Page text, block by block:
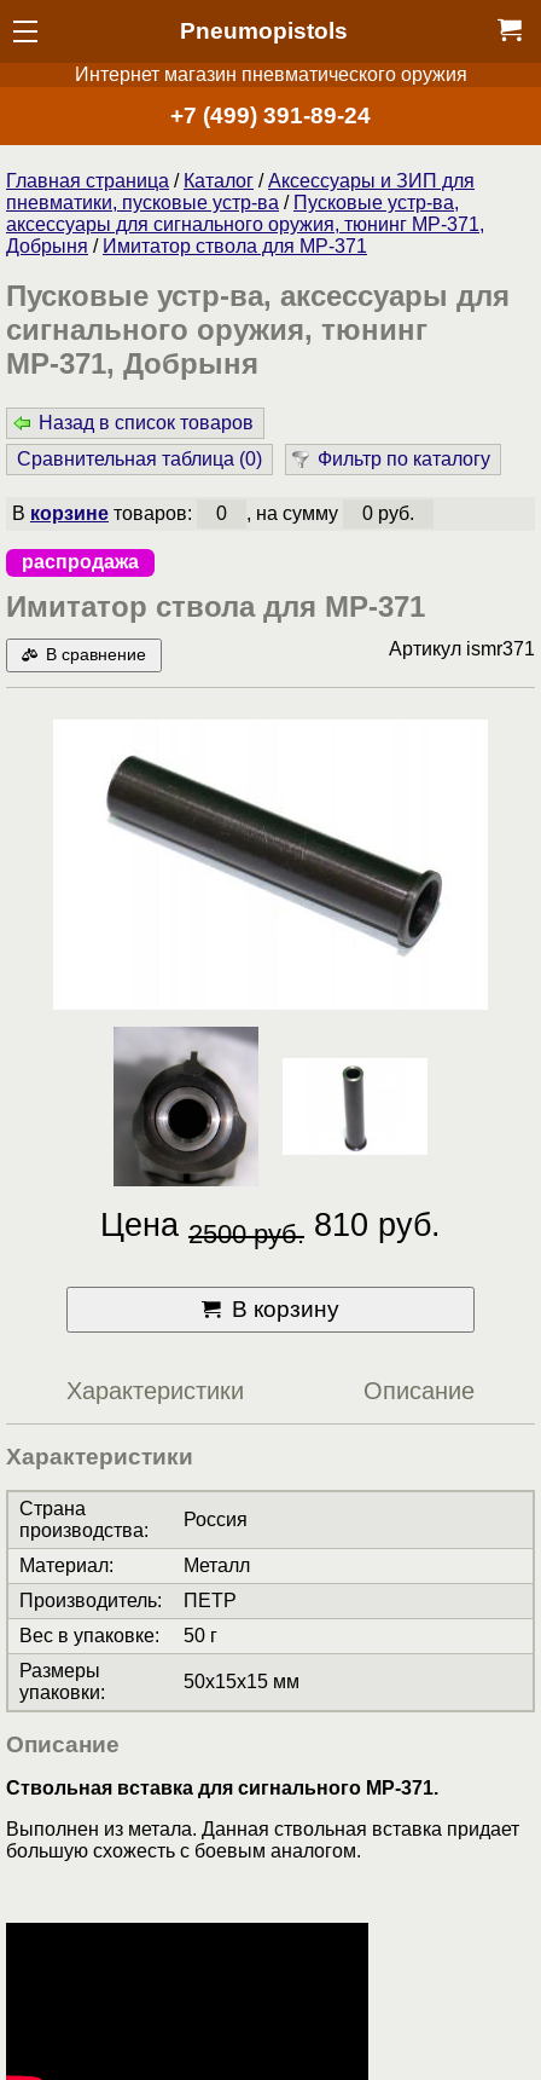
Pneumopistols
Интернет магазин пневматического оружия
+7 (499) 391-89-24
Главная страница / Каталог /Аксессуары и ЗИП для
пневматики, пусковые устр-ва / Пусковые устр-ва,
аксессуары для сигнального оружия, тюнинг МР-371,
Добрыня / Имитатор ствола для МР-371
Пусковые устр-ва, аксессуары для
сигнального оружия, тюнинг
МР-371, Добрыня
Назад в список товаров
Сравнительная таблица (0) Фильтр по каталогу
В корзинетоваров: 0 , на сумму 0 руб.
распродажа
Имитатор ствола для МР-371
В сравнение Артикул ismr371
Цена 2500 руб. 810 руб.
В корзину
Характеристики Описание
Характеристики
Страна
производства:
Россия
Материал:
Металл
Производитель:
ПЕТР
Вес в упаковке:
50 г
Размеры
упаковки:
50x15x15 мм
Описание
Ствольная вставка для сигнального МР-371.
Выполнен из метала. Данная ствольная вставка придает
большую схожесть с боевым аналогом.